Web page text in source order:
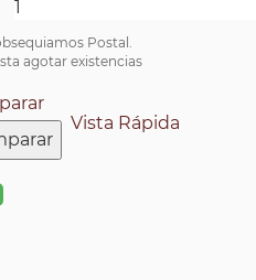
Postal.
agotar existencias
Vista Rápida